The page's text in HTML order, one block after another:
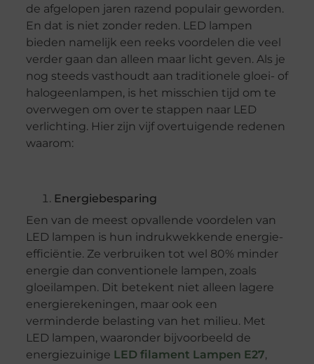
de afgelopen jaren razend populair geworden.
En dat is niet zonder reden. LED lampen
bieden namelijk een reeks voordelen die veel
verder gaan dan alleen maar licht geven. Als je
nog steeds vasthoudt aan traditionele gloei- of
halogeenlampen, is het misschien tijd om te
overwegen om over te stappen naar LED
verlichting. Hier zijn vijf overtuigende redenen
waarom:
Energiebesparing
Een van de meest opvallende voordelen van
LED lampen is hun indrukwekkende energie-
efficiëntie. Ze verbruiken tot wel 80% minder
energie dan conventionele lampen, zoals
gloeilampen. Dit betekent niet alleen lagere
energierekeningen, maar ook een
verminderde belasting van het milieu. Met
LED lampen, waaronder bijvoorbeeld de
energiezuinige LED filament Lampen E27,